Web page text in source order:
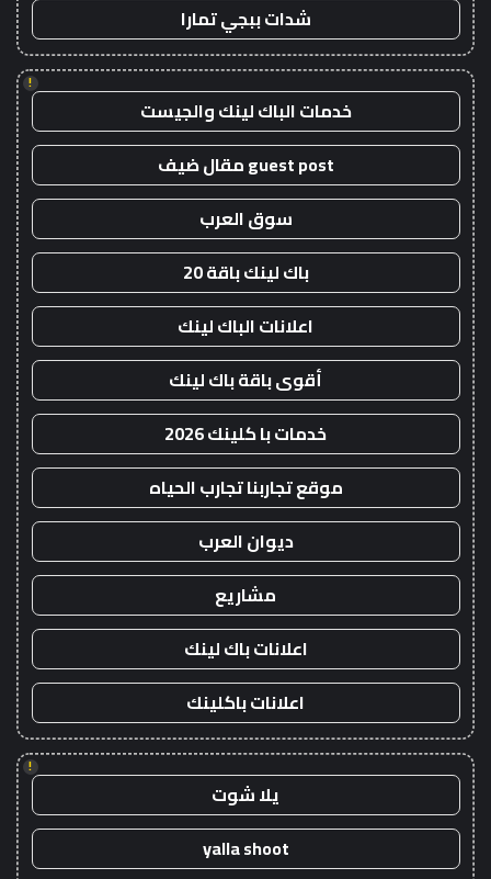
شدات ببجي تمارا
!
خدمات الباك لينك والجيست
guest post مقال ضيف
سوق العرب
باك لينك باقة 20
اعلانات الباك لينك
أقوى باقة باك لينك
خدمات با كلينك 2026
موقع تجاربنا تجارب الحياه
ديوان العرب
مشاريع
اعلانات باك لينك
اعلانات باكلينك
!
يلا شوت
yalla shoot